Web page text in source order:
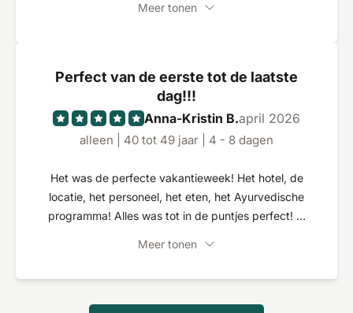
Meer tonen
Perfect van de eerste tot de laatste
dag!!!
Anna-Kristin B.april 2026
alleen | 40 tot 49 jaar | 4 - 8 dagen
Het was de perfecte vakantieweek! Het hotel, de
locatie, het personeel, het eten, het Ayurvedische
programma! Alles was tot in de puntjes perfect! Ik
Meer tonen